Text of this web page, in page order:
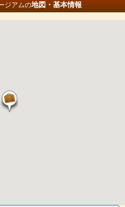
ジアムの地図・基本情報